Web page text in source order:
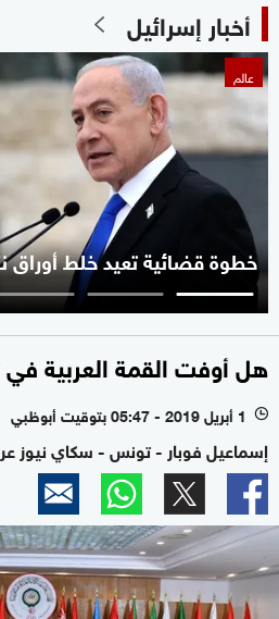
أخبار إسرائيل
عالم
خطوة قضائية تعيد خلط أوراق
هل أوفت القمة العربية
l 1 أبريل 2019 - 05:47 بتوقيت أبوظبي
إسماعيل فوبار - تونس - سكاي نيوز